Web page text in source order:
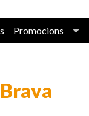
Promocions